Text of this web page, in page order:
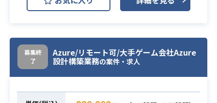
ある方
募集終
了
Azure/リモート可/大手ゲーム会社Azure
設計構築業務の案件・求人